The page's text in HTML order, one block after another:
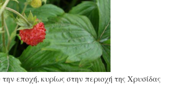
εποχή, κυρίως στην περιοχή της Χρυσίδας